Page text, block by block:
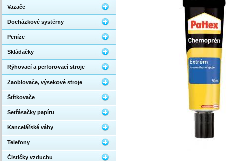
Vazače
Docházkové systémy
Peníze
Skládačky
Rýhovací a perforovací stroje
Zaoblovače, výsekové stroje
Štítkovače
Setřásačky papíru
Kancelářské váhy
Telefony
Čističky vzduchu